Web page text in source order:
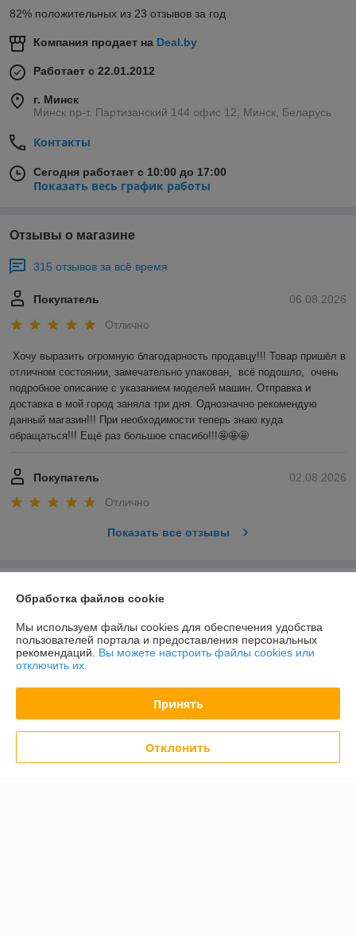
82% положительных из 23 отзывов за год
Компания продает на Deal.by
Работает с 22.01.2012
г. Минск
Минск пр-т. Партизанский 144 офис 12, Минск, Беларусь
Контакты
Сегодня работает с 10:00 до 17:00
Показать весь график работы
Отзывы о магазине
315 отзывов за всё время
06.08.2026
Покупатель
Отлично
Хочу выразить огромную благодарность продавцу!!! Товар пришёл в
отличном состоянии, замечательно упакован,  всё подошло,  очень
подробное описание с указанием моделей машин. Отправка и
доставка в мой город заняла три дня. Однозначно рекомендую
данный магазин!!! При необходимости теперь знаю куда
обращаться!!! Ещё раз большое спасибо!!!🤩🤩🤩
02.08.2026
Покупатель
Отлично
Показать все отзывы
Контакты
Доставка и оплата
Полная версия сайта
Обработка файлов cookie
Мы используем файлы cookies для обеспечения удобства
пользователей портала и предоставления персональных
рекомендаций. Вы можете настроить файлы cookies или
отключить их.
Принять
Отклонить